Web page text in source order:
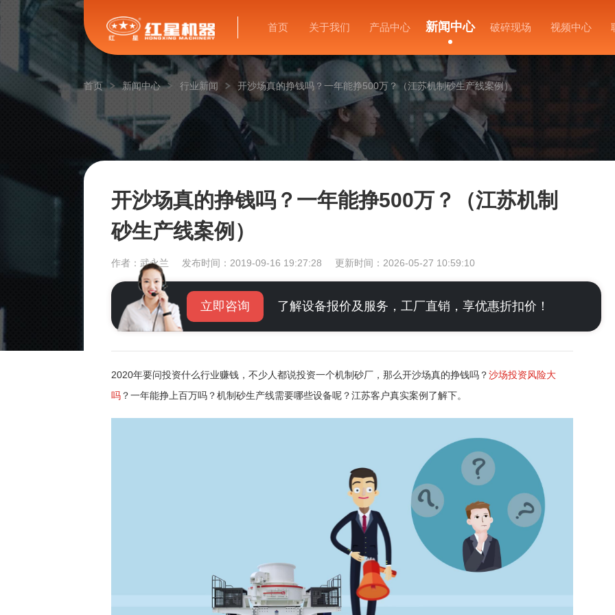
首页 关于我们 产品中心 新闻中心 破碎现场 视频中心
首页 新闻中心 行业新闻 开沙场真的挣钱吗？一年能挣500万？（江苏机制砂生产线案例）
开沙场真的挣钱吗？一年能挣500万？（江苏机制
砂生产线案例）
作者：武永兰 发布时间：2019-09-16 19:27:28 更新时间：2026-05-27 10:59:10
立即咨询 了解设备报价及服务，工厂直销，享优惠折扣价！
2020年要问投资什么行业赚钱，不少人都说投资一个机制砂厂，那么开沙场真的挣钱吗？沙场投资风险大
吗 ？一年能挣上百万吗？机制砂生产线需要哪些设备呢？江苏客户真实案例了解下。